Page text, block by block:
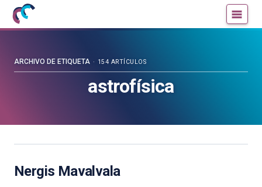
Mujeres
con
blog
astrofísica
ARCHIVO DE ETIQUETA 154 ARTÍCULOS
Nergis Mavalvala